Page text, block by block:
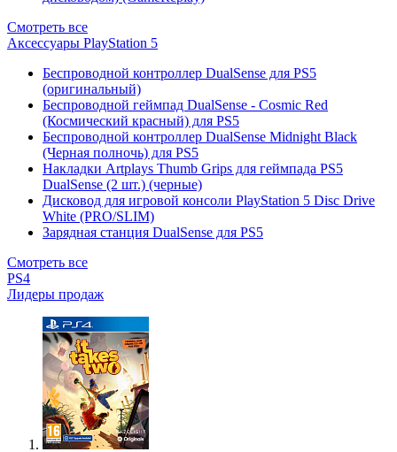
Смотреть все
Аксессуары PlayStation 5
Беспроводной контроллер DualSense для PS5
(оригинальный)
Беспроводной геймпад DualSense - Cosmic Red
(Космический красный) для PS5
Беспроводной контроллер DualSense Midnight Black
(Черная полночь) для PS5
Накладки Artplays Thumb Grips для геймпада PS5
DualSense (2 шт.) (черные)
Дисковод для игровой консоли PlayStation 5 Disc Drive
White (PRO/SLIM)
Зарядная станция DualSense для PS5
Смотреть все
PS4
Лидеры продаж